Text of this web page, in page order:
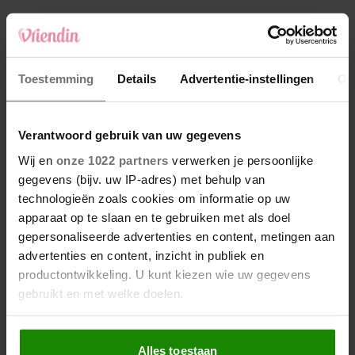
Toestemming Details Advertentie-instellingen
Verantwoord gebruik van uw gegevens
Wij en onze 1022 partners verwerken je persoonlijke
gegevens (bijv. uw IP-adres) met behulp van
technologieën zoals cookies om informatie op uw
apparaat op te slaan en te gebruiken met als doel
gepersonaliseerde advertenties en content, metingen aan
advertenties en content, inzicht in publiek en
productontwikkeling. U kunt kiezen wie uw gegevens
gebruikt en met welke doelen.
Als u het toestaat, willen we ook graag:
Alles toestaan
4 fluistert hij. Ik sluit mijn ogen en zwijg’
5 Makelaar Mandy: ‘Vrijdagavond belde Bart.
Hij sprak eng kalm’
Nieuw